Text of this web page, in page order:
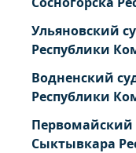
Ульяновский
Республики
Водненский
Республики
Первомайский
Сыктывкара